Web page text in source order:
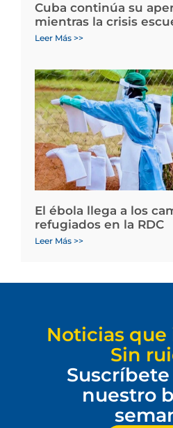
Cuba continúa su
mientras la crisis
Leer Más >>
El ébola llega a los
refugiados en la RDC
Leer Más >>
Noticias
Sin
nuestro